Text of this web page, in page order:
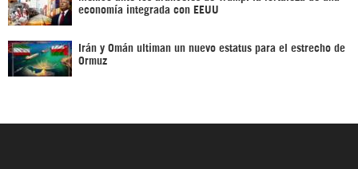
economía integrada con EEUU
Irán y Omán ultiman un nuevo estatus para el estrecho de
Ormuz